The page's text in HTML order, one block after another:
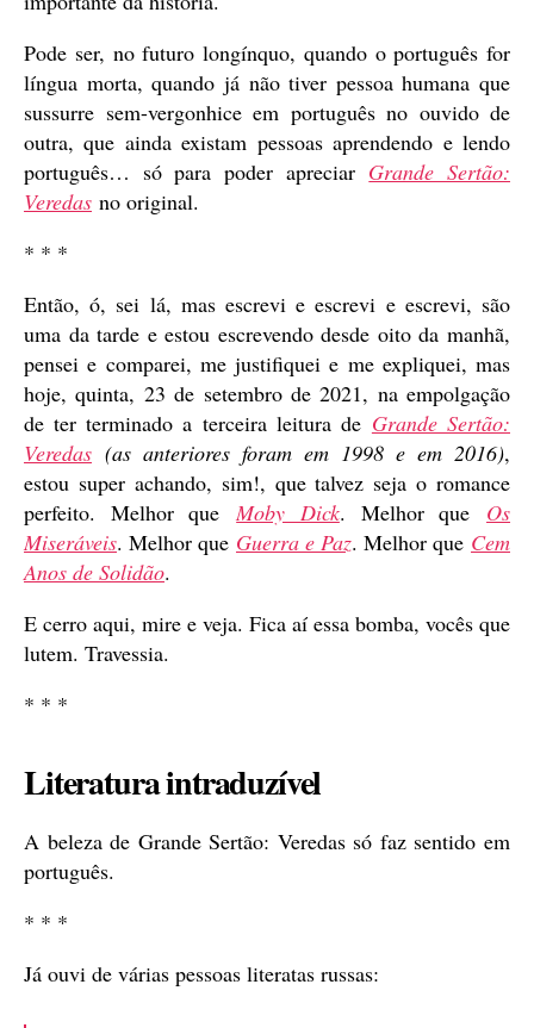
Pode ser, no futuro longínquo, quando o português for
língua morta, quando já não tiver pessoa humana que
sussurre sem-vergonhice em português no ouvido de
outra, que ainda existam pessoas aprendendo e lendo
português… só para poder apreciar Grande Sertão:
Veredas no original.
* * *
Então, ó, sei lá, mas escrevi e escrevi e escrevi, são
uma da tarde e estou escrevendo desde oito da manhã,
pensei e comparei, me justifiquei e me expliquei, mas
hoje, quinta, 23 de setembro de 2021, na empolgação
de ter terminado a terceira leitura de Grande Sertão:
Veredas (as anteriores foram em 1998 e em 2016),
estou super achando, sim!, que talvez seja o romance
perfeito. Melhor queMoby Dick. Melhor que Os
Miseráveis. Melhor que Guerra e Paz. Melhor que Cem
Anos de Solidão.
E cerro aqui, mire e veja. Fica aí essa bomba, vocês que
lutem. Travessia.
* * *
Literatura intraduzível
A beleza de Grande Sertão: Veredas só faz sentido em
português.
* * *
Já ouvi de várias pessoas literatas russas: